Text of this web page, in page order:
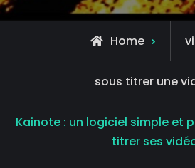
Home
sous titrer une
Kainote : un logiciel simple et
titrer ses